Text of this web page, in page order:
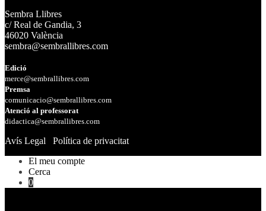
Sembra Llibres
c/ Real de Gandia, 3
46020 València
sembra@sembrallibres.com
Edició
merce@sembrallibres.com
Premsa
comunicacio@sembrallibres.com
Atenció al professorat
didactica@sembrallibres.com
Avís Legal
Política de privacitat
El meu compte
Cerca
0